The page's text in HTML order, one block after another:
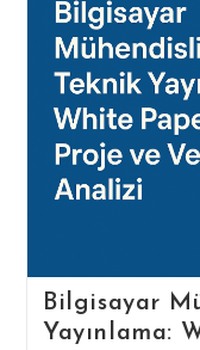
Bilgisayar
Yayınlama: